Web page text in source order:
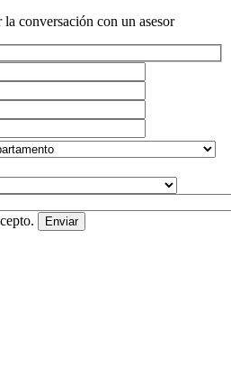
conversación con un asesor